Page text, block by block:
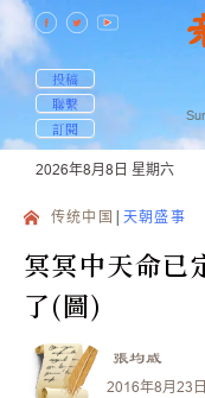
投稿
聯繫
訂閱
2026年8月8日 星期六
传统中国 天朝盛事
冥冥中天命已
了(圖)
張均威
2016年8月23日